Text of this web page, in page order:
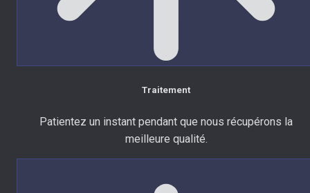
Traitement
Patientez un instant pendant que nous récupérons la
meilleure qualité.